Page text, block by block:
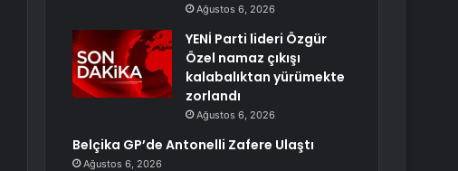
Ağustos 6, 2026
YENİ Parti lideri Özgür
Özel namaz çıkışı
kalabalıktan yürümekte
zorlandı
Ağustos 6, 2026
Belçika GP’de Antonelli Zafere Ulaştı
Ağustos 6, 2026